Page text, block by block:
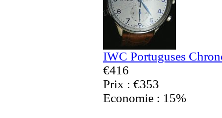
IWC Portuguses
€416
Prix : €353
Economie : 15%